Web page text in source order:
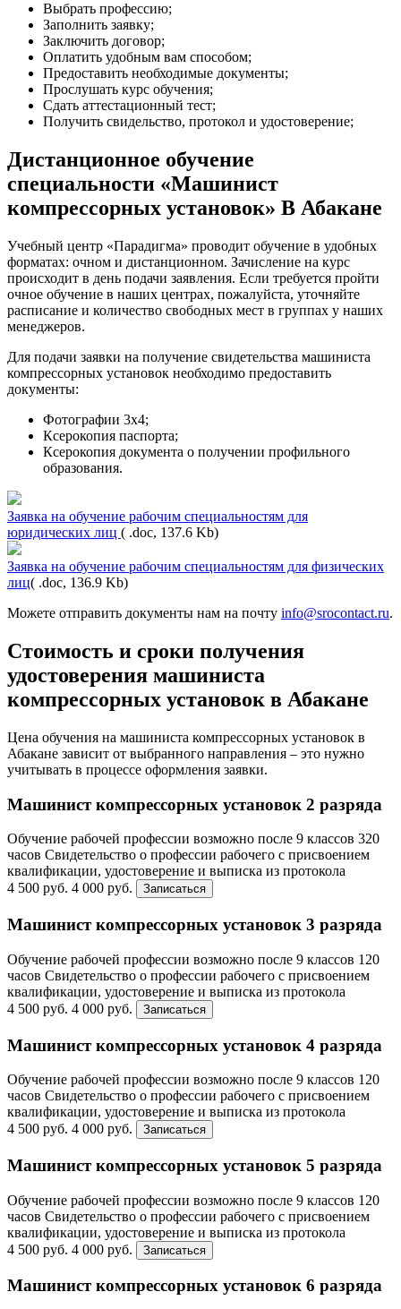
Выбрать профессию;
Заполнить заявку;
Заключить договор;
Оплатить удобным вам способом;
Предоставить необходимые документы;
Прослушать курс обучения;
Сдать аттестационный тест;
Получить свидельство, протокол и удостоверение;
Дистанционное обучение
специальности «Машинист
компрессорных установок» В Абакане
Учебный центр «Парадигма» проводит обучение в удобных
форматах: очном и дистанционном. Зачисление на курс
происходит в день подачи заявления. Если требуется пройти
очное обучение в наших центрах, пожалуйста, уточняйте
расписание и количество свободных мест в группах у наших
менеджеров.
Для подачи заявки на получение свидетельства машиниста
компрессорных установок необходимо предоставить
документы:
Фотографии 3х4;
Ксерокопия паспорта;
Ксерокопия документа о получении профильного
образования.
Заявка на обучение рабочим специальностям для
юридических лиц ( .doc, 137.6 Kb)
Заявка на обучение рабочим специальностям для физических
лиц( .doc, 136.9 Kb)
Можете отправить документы нам на почту info@srocontact.ru.
Стоимость и сроки получения
удостоверения машиниста
компрессорных установок в Абакане
Цена обучения на машиниста компрессорных установок в
Абакане зависит от выбранного направления – это нужно
учитывать в процессе оформления заявки.
Машинист компрессорных установок 2 разряда
Обучение рабочей профессии возможно после 9 классов 320
часов Свидетельство о профессии рабочего с присвоением
квалификации, удостоверение и выписка из протокола
4 500 руб. 4 000 руб. Записаться
Машинист компрессорных установок 3 разряда
Обучение рабочей профессии возможно после 9 классов 120
часов Свидетельство о профессии рабочего с присвоением
квалификации, удостоверение и выписка из протокола
4 500 руб. 4 000 руб. Записаться
Машинист компрессорных установок 4 разряда
Обучение рабочей профессии возможно после 9 классов 120
часов Свидетельство о профессии рабочего с присвоением
квалификации, удостоверение и выписка из протокола
4 500 руб. 4 000 руб. Записаться
Машинист компрессорных установок 5 разряда
Обучение рабочей профессии возможно после 9 классов 120
часов Свидетельство о профессии рабочего с присвоением
квалификации, удостоверение и выписка из протокола
4 500 руб. 4 000 руб. Записаться
Машинист компрессорных установок 6 разряда